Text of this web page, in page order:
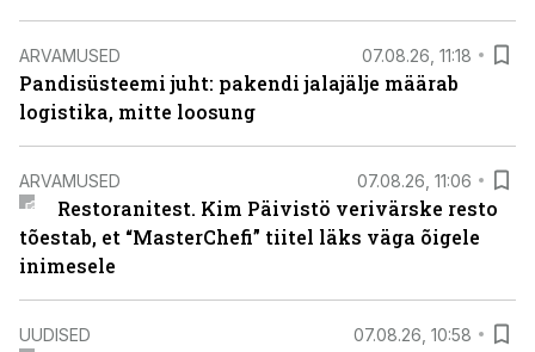
ARVAMUSED 07.08.26, 11:18
Pandisüsteemi juht: pakendi jalajälje määrab
logistika, mitte loosung
ARVAMUSED 07.08.26, 11:06
Restoranitest. Kim Päivistö verivärske resto
tõestab, et “MasterChefi” tiitel läks väga õigele
inimesele
UUDISED 07.08.26, 10:58